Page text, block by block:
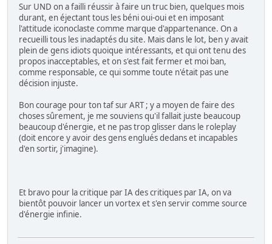
Sur UND on a failli réussir à faire un truc bien, quelques mois
durant, en éjectant tous les béni oui-oui et en imposant
l'attitude iconoclaste comme marque d'appartenance. On a
recueilli tous les inadaptés du site. Mais dans le lot, ben y avait
plein de gens idiots quoique intéressants, et qui ont tenu des
propos inacceptables, et on s'est fait fermer et moi ban,
comme responsable, ce qui somme toute n'était pas une
décision injuste.
Bon courage pour ton taf sur ART ; y a moyen de faire des
choses sûrement, je me souviens qu'il fallait juste beaucoup
beaucoup d'énergie, et ne pas trop glisser dans le roleplay
(doit encore y avoir des gens englués dedans et incapables
d'en sortir, j'imagine).
Et bravo pour la critique par IA des critiques par IA, on va
bientôt pouvoir lancer un vortex et s'en servir comme source
d'énergie infinie.